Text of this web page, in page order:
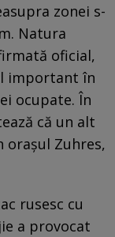
zonei s-
Natura
oficial,
important în
ocupate. În
că un alt
Zuhres,
rusesc cu
a provocat